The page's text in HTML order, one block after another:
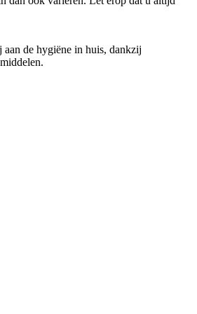
de hygiëne in huis, dankzij